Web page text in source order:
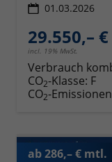
01.03.2026
29.550,– €
incl. 19% MwSt.
Verbrauch
CO2-Klasse: F
CO2-
ab 286,– € mtl.